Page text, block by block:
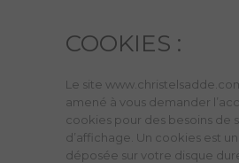
COOKIES :
Le site
amené à vous demander
cookies pour des besoins de
d’affichage. Un cookies est
déposée sur votre disque